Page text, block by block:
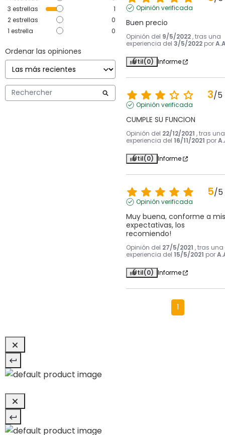
3 estrellas
1
2estrellas
0
1 estrella 0
Ordenar las opiniones
Opinión verificada
Buen precio
Opinión del 9/5/2022 , tras una
experiencia del 3/5/2022 por
Útil(0) Informe
3/5
Opinión verificada
CUMPLE SU FUNCION
Opinión del 22/12/2021 , tras una
experiencia del 16/11/2021 por
Útil(0) Informe
5/5
Opinión verificada
Muy buena, conforme a mis
expectativas, los
recomiendo!
Opinión del 27/5/2021 , tras una
experiencia del 15/5/2021 por
Útil(0) Informe
1